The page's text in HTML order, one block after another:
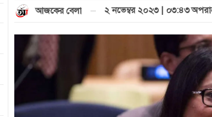
আজকের বেলা ২ নভেম্বর ২০২৩ | ০৩:৪৩